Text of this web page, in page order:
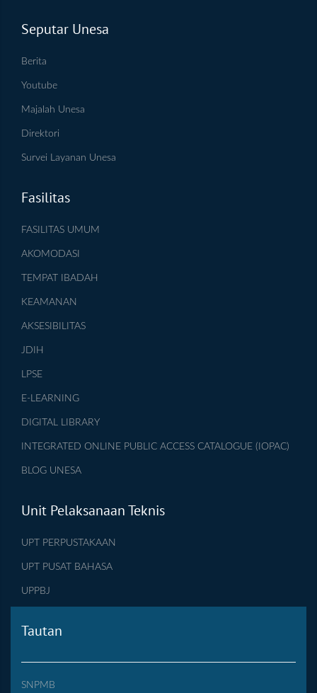
Seputar Unesa
Berita
Youtube
Majalah Unesa
Direktori
Survei Layanan Unesa
Fasilitas
FASILITAS UMUM
AKOMODASI
TEMPAT IBADAH
KEAMANAN
AKSESIBILITAS
JDIH
LPSE
E-LEARNING
DIGITAL LIBRARY
INTEGRATED ONLINE PUBLIC ACCESS CATALOGUE (IOPAC)
BLOG UNESA
Unit Pelaksanaan Teknis
UPT PERPUSTAKAAN
UPT PUSAT BAHASA
UPPBJ
Tautan
SNPMB